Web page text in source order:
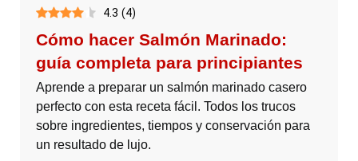
4.3 (4)
Cómo hacer Salmón Marinado:
guía completa para principiantes
Aprende a preparar un salmón marinado casero
perfecto con esta receta fácil. Todos los trucos
sobre ingredientes, tiempos y conservación para
un resultado de lujo.